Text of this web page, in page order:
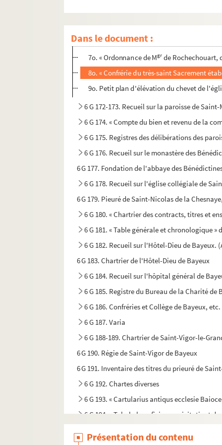
Dans le document :
4o. « Extrait des registres du secrétariat de
5o. « Ordonnances de M
6o. « Pièces concernantes le droit du plat
7o. « Ordonnance de Mgr de Rochechouart,
8o. « Confrérie du très-saint Sacrement
9o. Petit plan d'élévation du chevet de
6 G 172-173. Recueil sur la paroisse de
6 G 174. « Compte du bien et revenu de la
6 G 175. Registres des délibérations des
6 G 176. Recueil sur le monastère des
6 G 177. Fondation de l'abbaye des
6 G 178. Recueil sur l'église collégiale de
6 G 179. Pieuré de Saint-Nicolas de la
6 G 180. « Chartrier des contracts, titres et
6 G 181. « Table générale et chronologique
6 G 182. Recueil sur l'Hôtel-Dieu de
6 G 183. Chartrier de l'Hôtel-Dieu de Bayeux
6 G 184. Recueil sur l'hôpital général de
6 G 185. Registre du Bureau de la Charité de
6 G 186. Confréries et Collège de Bayeux, etc.
6 G 187. Varia
6 G 188-189. Chartrier de Saint-Vigor-le-
6 G 190. Régie de Saint-Vigor de Bayeux
6 G 191. Inventaire des titres du prieuré de
6 G 192. Chartes diverses
6 G 193. « Cartularius antiqus ecclesie
6 G 194. « Tabula beneficiorum civitatis et
Présentation du contenu